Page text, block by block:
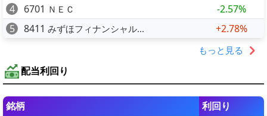
4
6701 ＮＥＣ
-2.57%
5
8411 みずほフィナンシャル... +2.78%
もっと見る
配当利回り
銘柄
利回り